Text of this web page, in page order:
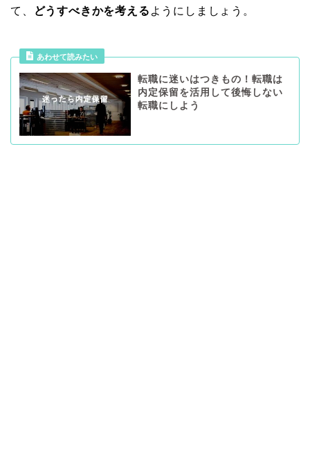
て、
どうすべきかを考える ようにしましょう。
あわせて読みたい
転職に迷いはつきもの！転職は
内定保留を活用して後悔しない
転職にしよう